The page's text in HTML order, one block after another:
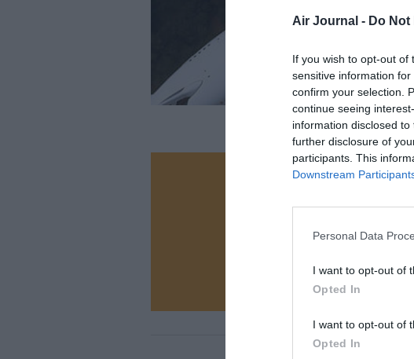
Air Journal - Do
If you wish to opt-out of
sensitive information
confirm your selection.
continue seeing
information disclosed
further disclosure of
participants. This
Downstream
Personal Data
I want to opt-out of
Opted In
I want to opt-out of
Opted In
Vous avez
Soutenez-nous,
NOUS